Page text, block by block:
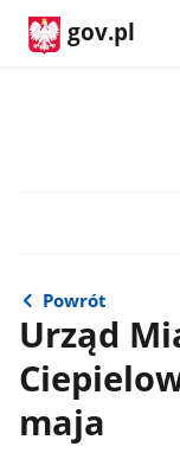
gov.pl
Powrót
Urząd
maja